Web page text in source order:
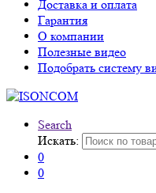
Доставка и оплата
Гарантия
О компании
Полезные видео
Подобрать систему
Search
Искать:
0
0